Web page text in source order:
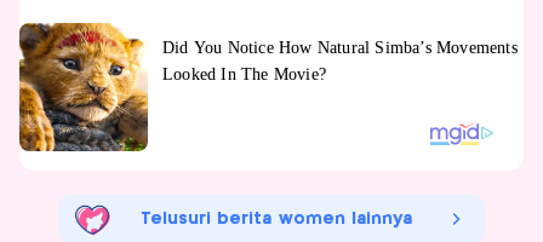
Telusuri berita women lainnya